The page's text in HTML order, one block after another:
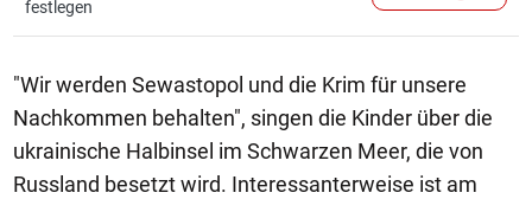
festlegen
"Wir werden Sewastopol und die Krim für unsere
Nachkommen behalten", singen die Kinder über die
ukrainische Halbinsel im Schwarzen Meer, die von
Russland besetzt wird. Interessanterweise ist am